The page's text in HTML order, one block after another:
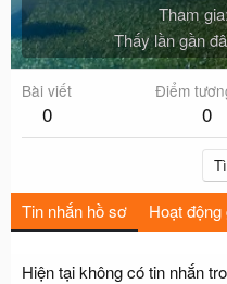
Tham gia
Thấy lần gần
Bài viết
0
Điểm
0
Tin nhắn hồ sơ Hoạt động
Hiện tại không có tin nhắn